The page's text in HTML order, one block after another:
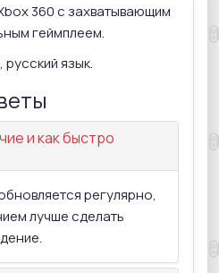
360 с захватывающим
геймплеем.
язык.
и как быстро
регулярно,
лучше сделать